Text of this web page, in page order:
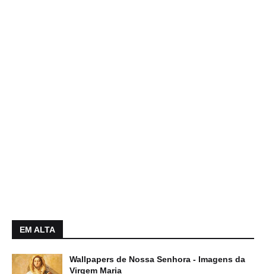
EM ALTA
Wallpapers de Nossa Senhora - Imagens da
Virgem Maria